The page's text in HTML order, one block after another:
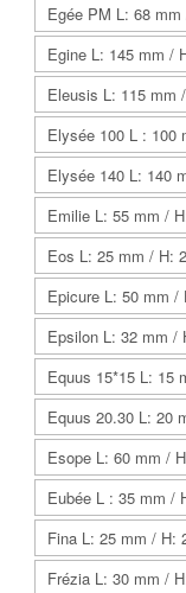
Egée PM L: 68
Egine L: 145 mm /
Eleusis L: 115 mm
Elysée 100 L : 100
Elysée 140 L: 140
Emilie L: 55 mm /
Eos L: 25 mm / H:
Epicure L: 50 mm /
Epsilon L: 32 mm /
Equus 15*15 L: 15
Equus 20.30 L: 20
Esope L: 60 mm /
Eubée L : 35 mm /
Fina L: 25 mm / H:
Frézia L: 30 mm /